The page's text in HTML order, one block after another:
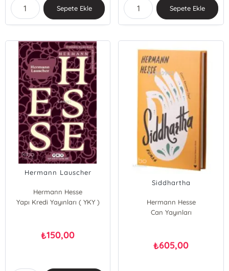
Sepete Ekle Sepete Ekle
Hermann Lauscher
Hermann Hesse
Yapı Kredi Yayınları ( YKY )
₺150,00
Siddhartha
Hermann Hesse
Can Yayınları
₺605,00